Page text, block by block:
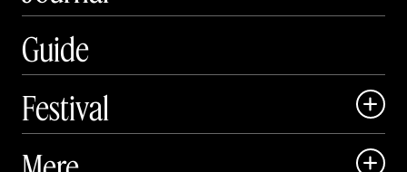
Guide
Festival


